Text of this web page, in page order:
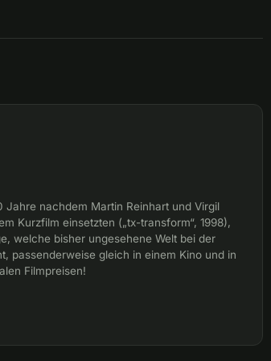
nachdem Martin Reinhart und Virgil
Kurzfilm einsetzten („tx-transform“, 1998),
welche bisher ungesehene Welt bei der
passenderweise gleich in einem Kino und in
Filmpreisen!